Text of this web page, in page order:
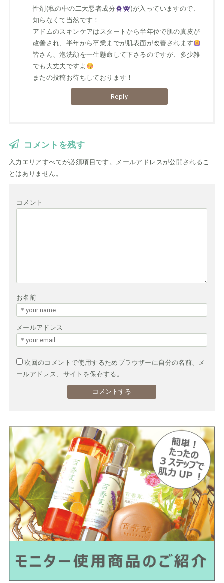
性剤(私の中の二大悪者成分
)が入っていますので、
知らなくて当然です！
アドムのスキンケアはスタートから半年位で肌の真皮が
改善され、半年から卒業までが肌表面が改善されます
皆さん、泡洗顔を一生懸命して下さるのですが、多少雑
でも大丈夫ですよ
またの投稿お待ちしております！
Reply
コメントを残す
入力エリアすべてが必須項目です。メールアドレスが公開されるこ
とはありません。
コメント
お名前
メールアドレス
次回のコメントで使用するためブラウザーに自分の名前、メ
ールアドレス、サイトを保存する。